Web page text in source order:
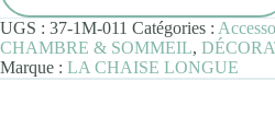
UGS : 37-1M-011 Catégories :
CHAMBRE & SOMMEIL,
Marque : LA CHAISE LONGUE